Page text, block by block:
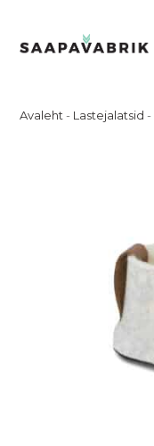
content
Avaleht - Lastejalatsid -